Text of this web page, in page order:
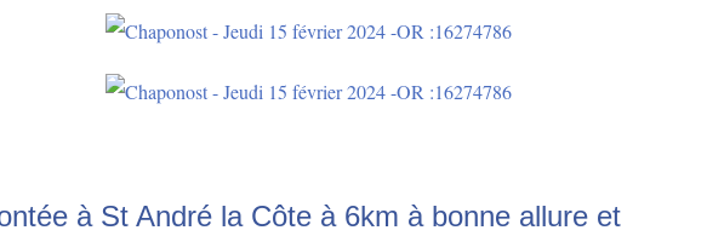
à St André la Côte à 6km à bonne allure et